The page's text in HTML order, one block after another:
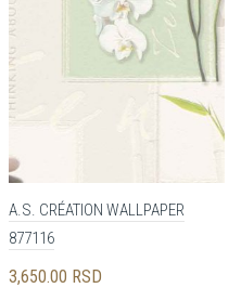
A.S. CRÉATION WALLPAPER
877116
3,650.00 RSD